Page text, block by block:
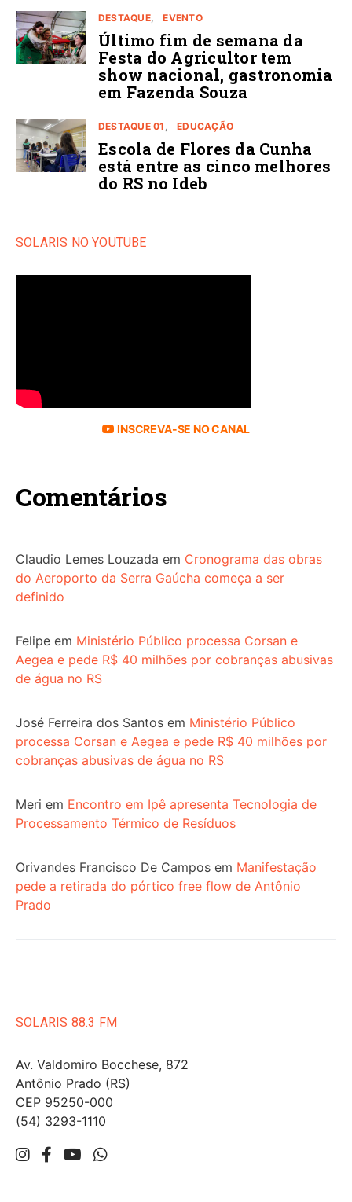
DESTAQUE EVENTO
Último fim de semana da
Festa do Agricultor tem
show nacional, gastronomia
em Fazenda Souza
DESTAQUE 01 EDUCAÇÃO
Escola de Flores da Cunha
está entre as cinco melhores
do RS no Ideb
SOLARIS NO YOUTUBE
INSCREVA-SE NO CANAL
Comentários
Claudio Lemes Louzada em Cronograma das obras
do Aeroporto da Serra Gaúcha começa a ser
definido
Felipe em Ministério Público processa Corsan e
Aegea e pede R$ 40 milhões por cobranças abusivas
de água no RS
José Ferreira dos Santos em Ministério Público
processa Corsan e Aegea e pede R$ 40 milhões por
cobranças abusivas de água no RS
Meri em Encontro em Ipê apresenta Tecnologia de
Processamento Térmico de Resíduos
Orivandes Francisco De Campos em Manifestação
pede a retirada do pórtico free flow de Antônio
Prado
SOLARIS 88.3 FM
Av. Valdomiro Bocchese, 872
Antônio Prado (RS)
CEP 95250-000
(54) 3293-1110